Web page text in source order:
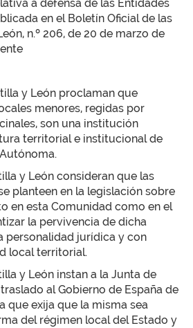
a defensa de las Entidades
en el Boletín Oficial de las
n.º 206, de 20 de marzo de
y León proclaman que
menores, regidas por
son una institución
territorial e institucional de
y León consideran que las
planteen en la legislación sobre
en esta Comunidad como en el
la pervivencia de dicha
personalidad jurídica y con
local territorial.
y León instan a la Junta de
al Gobierno de España de
que exija que la misma sea
del régimen local del Estado y